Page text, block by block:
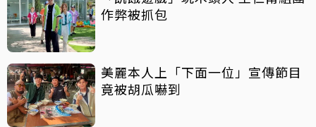
作弊被抓包
美麗本人上「下面一位」宣傳節目
竟被胡瓜嚇到